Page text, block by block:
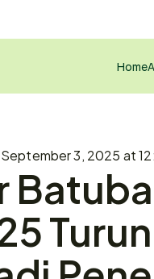
Home
September 3, 2025 at